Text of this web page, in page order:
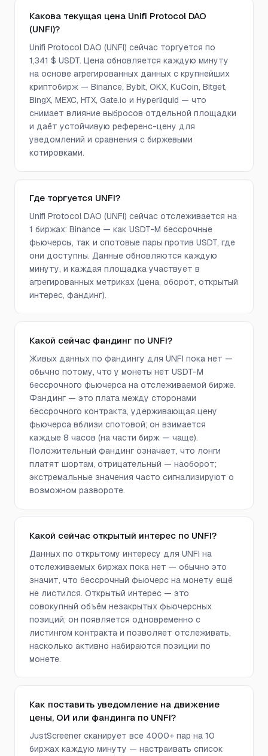
Какова текущая цена Unifi Protocol DAO
(UNFI)?
Unifi Protocol DAO (UNFI) сейчас торгуется по
1,341 $ USDT. Цена обновляется каждую минуту
на основе агрегированных данных с крупнейших
криптобирж — Binance, Bybit, OKX, KuCoin, Bitget,
BingX, MEXC, HTX, Gate.io и Hyperliquid — что
снимает влияние выбросов отдельной площадки
и даёт устойчивую референс-цену для
уведомлений и сравнения с биржевыми
котировками.
Где торгуется UNFI?
Unifi Protocol DAO (UNFI) сейчас отслеживается на
1 биржах: Binance — как USDT-M бессрочные
фьючерсы, так и спотовые пары против USDT, где
они доступны. Данные обновляются каждую
минуту, и каждая площадка участвует в
агрегированных метриках (цена, оборот, открытый
интерес, фандинг).
Какой сейчас фандинг по UNFI?
Живых данных по фандингу для UNFI пока нет —
обычно потому, что у монеты нет USDT-M
бессрочного фьючерса на отслеживаемой бирже.
Фандинг — это плата между сторонами
бессрочного контракта, удерживающая цену
фьючерса вблизи спотовой; он взимается
каждые 8 часов (на части бирж — чаще).
Положительный фандинг означает, что лонги
платят шортам, отрицательный — наоборот;
экстремальные значения часто сигнализируют о
возможном развороте.
Какой сейчас открытый интерес по UNFI?
Данных по открытому интересу для UNFI на
отслеживаемых биржах пока нет — обычно это
значит, что бессрочный фьючерс на монету ещё
не листился. Открытый интерес — это
совокупный объём незакрытых фьючерсных
позиций; он появляется одновременно с
листингом контракта и позволяет отслеживать,
насколько активно набираются позиции по
монете.
Как поставить уведомление на движение
цены, ОИ или фандинга по UNFI?
JustScreener сканирует все 4000+ пар на 10
биржах каждую минуту — настраивать список